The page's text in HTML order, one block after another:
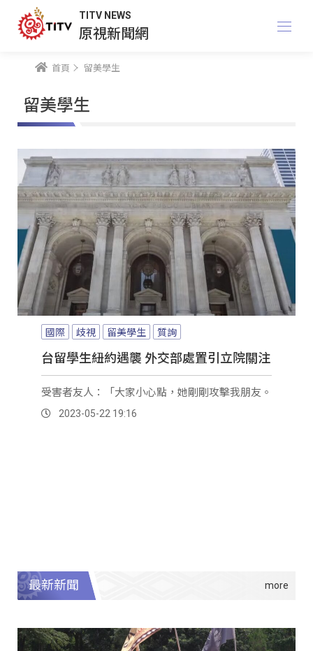
TITV NEWS
原視新聞網
首頁 留美學生
留美學生
國際 歧視 留美學生 質詢
台留學生紐約遇襲 外交部處置引立院關注
受害者友人：「大家小心點，她剛剛攻擊我朋友。
2023-05-22 19:16
最新新聞